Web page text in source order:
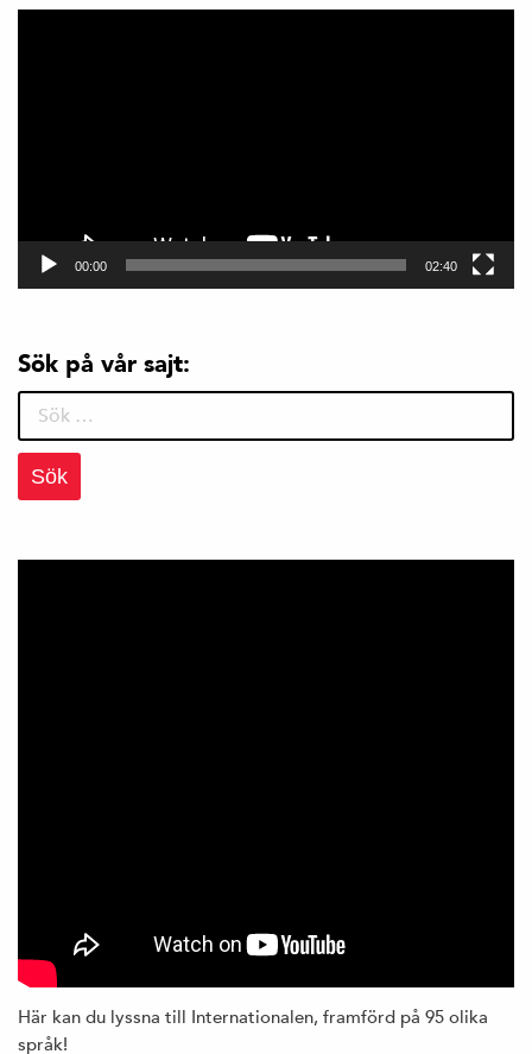
00:00 02:40
Sök på vår sajt:
Sök
efter:
Här kan du lyssna till Internationalen, framförd på 95 olika
språk!